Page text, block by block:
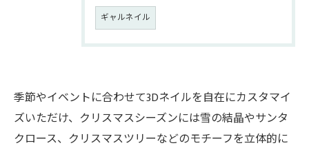
ギャルネイル
季節やイベントに合わせて3Dネイルを自在にカスタマイ
ズいただけ、クリスマスシーズンには雪の結晶やサンタ
クロース、クリスマスツリーなどのモチーフを立体的に